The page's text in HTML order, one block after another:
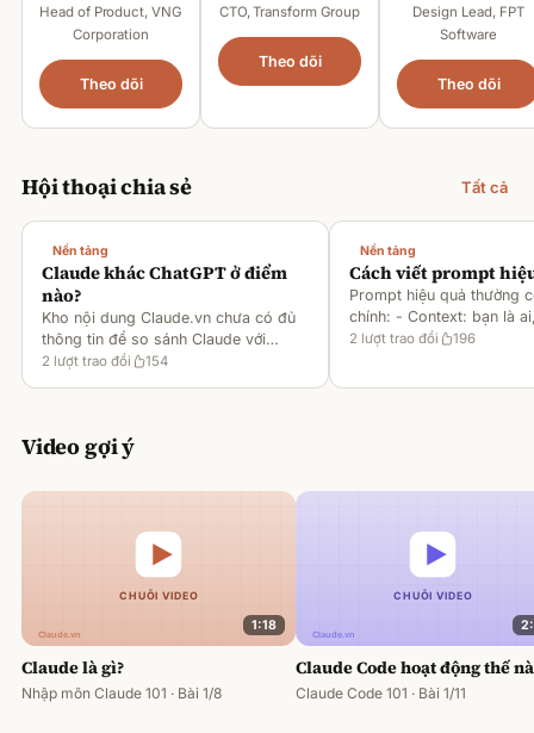
Head of Product, VNG
Corporation
Theo dõi
CTO, Transform Group
Theo dõi
Design Lead, FPT
Software
Theo dõi
Hội thoại chia sẻ Tất cả
Nền tảng
Claude khác ChatGPT ở điểm
nào?
Kho nội dung Claude.vn chưa có đủ
thông tin để so sánh Claude với
ChatGPT. Hiện chỉ có tài liệu về
2 lượt trao đổi 154
Nền tảng
Cách viết prompt
Prompt hiệu quả thường
chính: - Context: bạn là
gì [1][2][6] - Task: muốn
2 lượt trao đổi 196
Video gợi ý
1:18
Claude là gì?
Nhập môn Claude 101 · Bài 1/8
Claude Code hoạt động thế
Claude Code 101 · Bài 1/11